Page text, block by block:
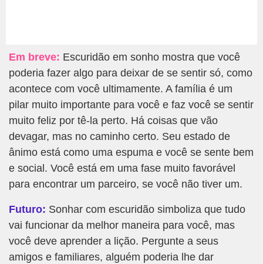
Em breve: Escuridão em sonho mostra que você
poderia fazer algo para deixar de se sentir só, como
acontece com você ultimamente. A família é um
pilar muito importante para você e faz você se sentir
muito feliz por tê-la perto. Há coisas que vão
devagar, mas no caminho certo. Seu estado de
ânimo está como uma espuma e você se sente bem
e social. Você está em uma fase muito favorável
para encontrar um parceiro, se você não tiver um.
Futuro: Sonhar com escuridão simboliza que tudo
vai funcionar da melhor maneira para você, mas
você deve aprender a lição. Pergunte a seus
amigos e familiares, alguém poderia lhe dar